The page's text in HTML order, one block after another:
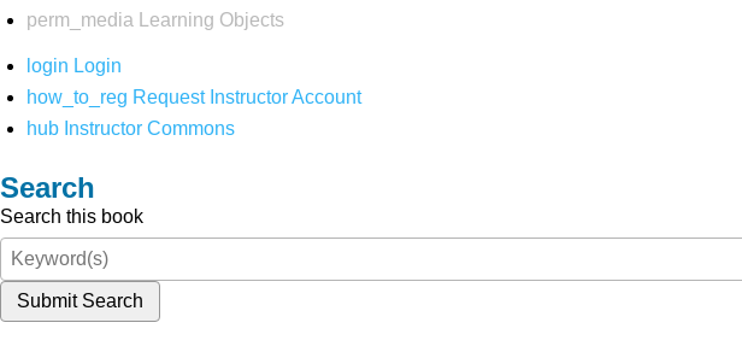
perm_media
Learning Objects
login Login
how_to_reg Request Instructor Account
hub Instructor Commons
Search
Search this book
Submit Search